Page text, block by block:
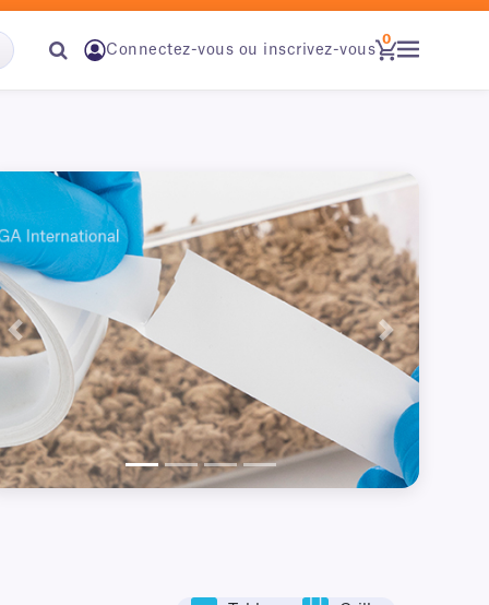
Connectez-vous ou inscrivez-vous
0
Précédent Suivant